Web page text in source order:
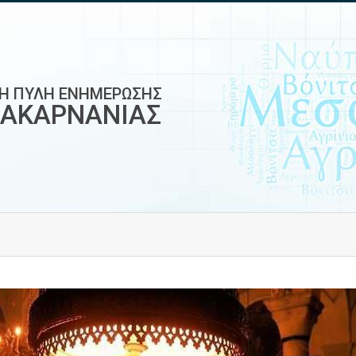
ΠΥΛΗ ΕΝΗΜΕΡΩΣΗΣ